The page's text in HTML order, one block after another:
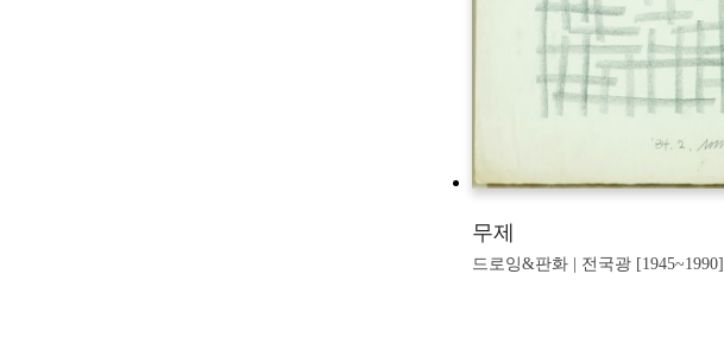
무제
드로잉&판화 | 전국광 [1945~1990]